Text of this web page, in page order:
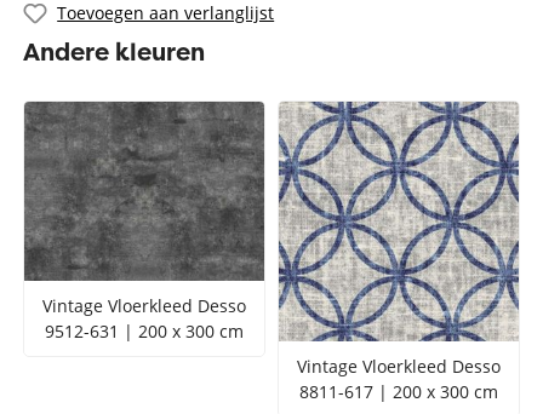
Toevoegen aan verlanglijst
Andere kleuren
Vintage Vloerkleed Desso
9512-631 | 200 x 300 cm
Vintage Vloerkleed Desso
8811-617 | 200 x 300 cm